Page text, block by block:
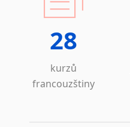
28
kurzů
francouzštiny